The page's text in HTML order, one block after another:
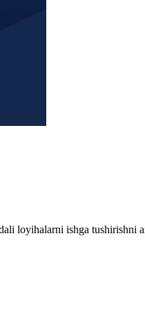
loyihalarni ishga tushirishni